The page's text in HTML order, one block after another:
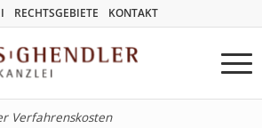
RECHTSGEBIETE KONTAKT
Verfahrenskosten